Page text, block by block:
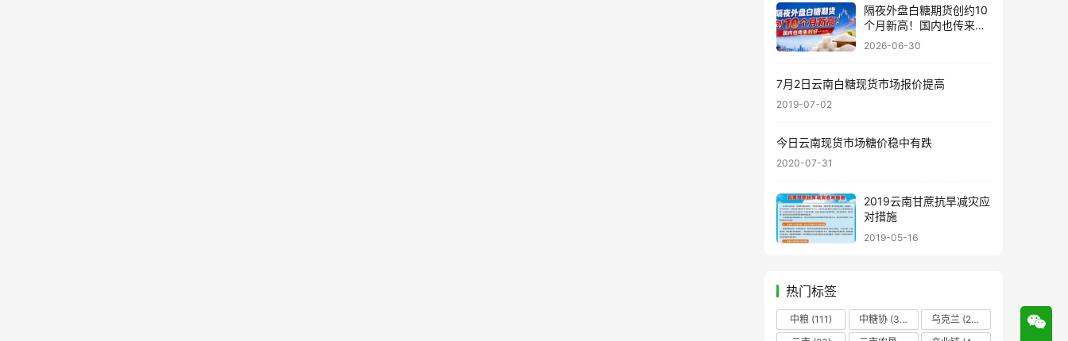
隔夜外盘白糖期货创约10
个月新高！国内也传来利
好……
2026-06-30
7月2日云南白糖现货市场报价提高
2019-07-02
今日云南现货市场糖价稳中有跌
2020-07-31
2019云南甘蔗抗旱减灾应
对措施
2019-05-16
热门标签
中粮 (111) 中糖协 (37) 乌克兰 (20)